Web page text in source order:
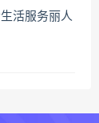
活服务丽人